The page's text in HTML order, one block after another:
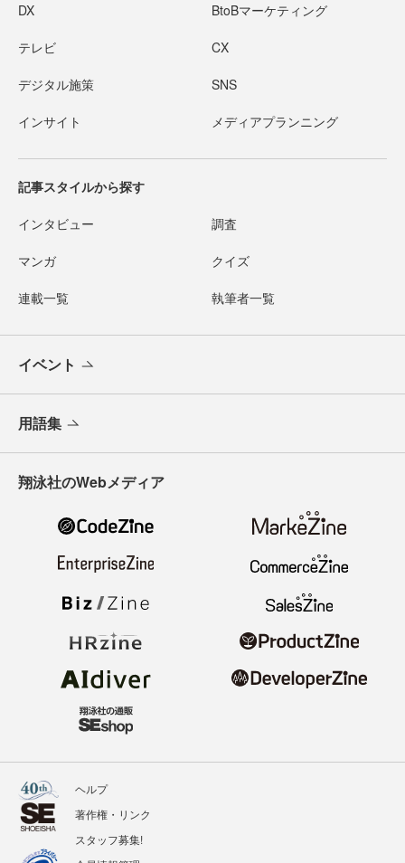
DX BtoBマーケティング
テレビ CX
デジタル施策 SNS
インサイト メディアプランニング
記事スタイルから探す
インタビュー 調査
マンガ クイズ
連載一覧 執筆者一覧
イベント
用語集
翔泳社のWebメディア
ヘルプ
著作権・リンク
スタッフ募集!